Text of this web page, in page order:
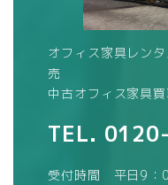
オフィス家具レン
売
中古オフィス家具
TEL.
受付時間 平日9：